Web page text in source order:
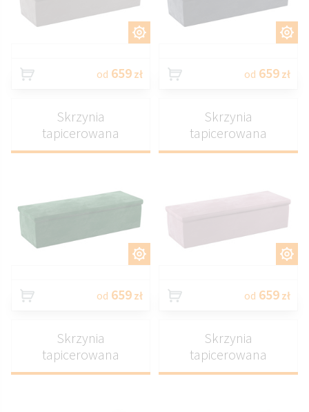
od 659 zł od 659 zł
Skrzynia
tapicerowana
od 659 zł
Skrzynia
tapicerowana
od 659 zł
Skrzynia
tapicerowana
Skrzynia
tapicerowana